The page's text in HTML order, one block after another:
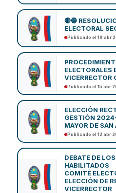
🔴🔵
ELECTORAL
Publicado el 19 abr
ELECTORALES
Publicado el 15 abr
ELECCIÓN
GESTIÓN
MAYOR DE SAN
Publicado el 12 abr
DEBATE DE
HABILITADOS
COMITÉ
ELECCIÓN DE
VICERRECTOR